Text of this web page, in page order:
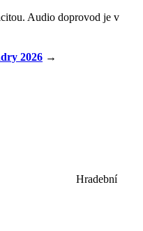
Audio doprovod je v
2026 →
Hradební